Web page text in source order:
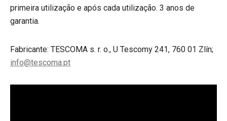
primeira utilização e após cada utilização. 3 anos de
garantia.
Fabricante: TESCOMA s. r. o., U Tescomy 241, 760 01 Zlín;
info@tescoma.pt